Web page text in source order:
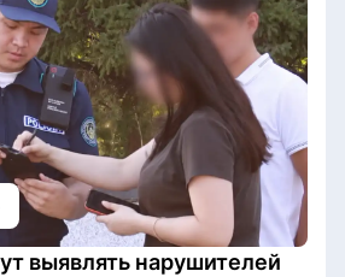
выявлять нарушителей